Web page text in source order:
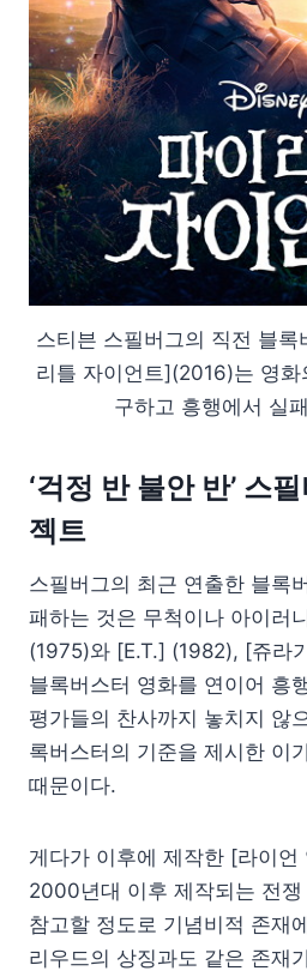
스티븐 스필버그의 직전 블
리틀 자이언트](2016)는 영
구하고 흥행에서 실
‘걱정 반 불안 반’ 스
젝트
스필버그의 최근 연출한 블록
패하는 것은 무척이나 아이러
(1975)와 [E.T.] (1982), [쥬라
블록버스터 영화를 연이어 흥
평가들의 찬사까지 놓치지 않
록버스터의 기준을 제시한 이
때문이다.
게다가 이후에 제작한 [라이
2000년대 이후 제작되는 전쟁
참고할 정도로 기념비적 존재
리우드의 상징과도 같은 존재